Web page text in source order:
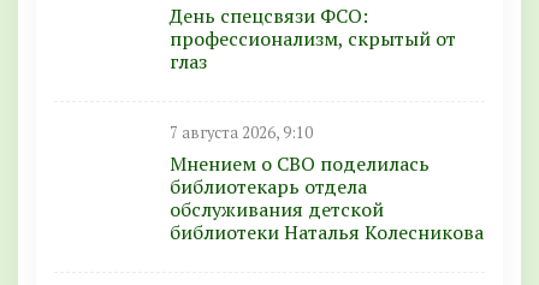
День спецсвязи ФСО:
профессионализм, скрытый от
глаз
7 августа 2026, 9:10
Мнением о СВО поделилась
библиотекарь отдела
обслуживания детской
библиотеки Наталья Колесникова